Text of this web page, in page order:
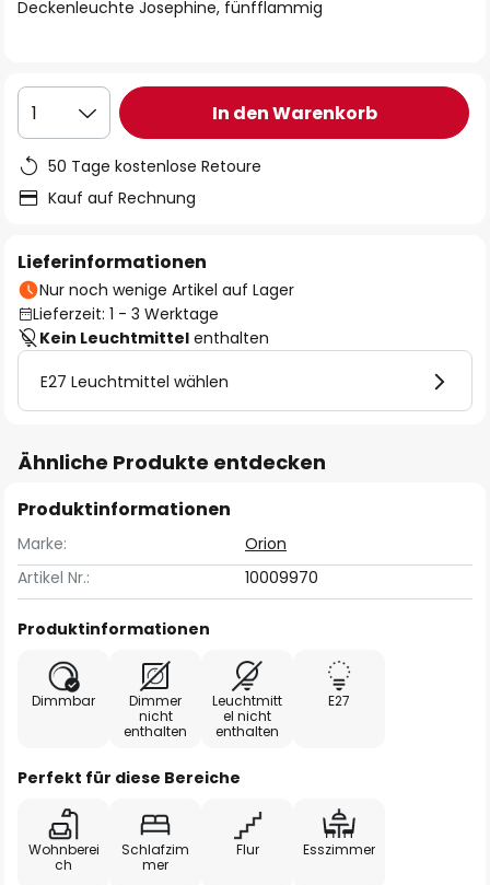
Deckenleuchte Josephine, fünfflammig
1 In den Warenkorb
50 Tage kostenlose Retoure
Kauf auf Rechnung
Lieferinformationen
Nur noch wenige Artikel auf Lager
Lieferzeit: 1 - 3 Werktage
Kein Leuchtmittel enthalten
E27 Leuchtmittel wählen
Ähnliche Produkte entdecken
Produktinformationen
Marke:
Orion
Artikel Nr.:
10009970
Produktinformationen
Dimmbar
Dimmer
nicht
enthalten
Leuchtmitt
el nicht
enthalten
E27
Perfekt für diese Bereiche
Wohnberei
ch
Schlafzim
mer
Flur Esszimmer